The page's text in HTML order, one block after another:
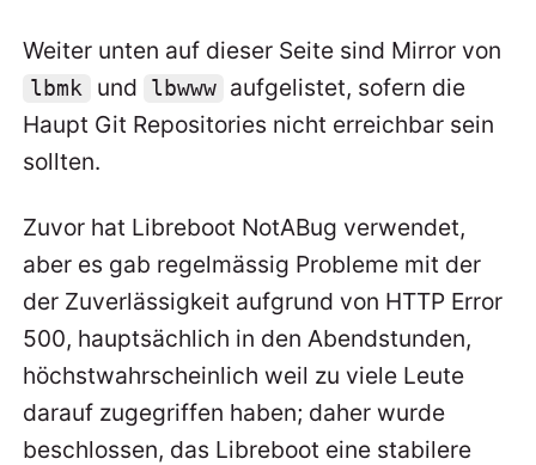
Weiter unten auf dieser Seite sind Mirror von
lbmk und lbwww
aufgelistet, sofern die
Haupt Git Repositories nicht erreichbar sein
sollten.
Zuvor hat Libreboot NotABug verwendet,
aber es gab regelmässig Probleme mit der
der Zuverlässigkeit aufgrund von HTTP Error
500, hauptsächlich in den Abendstunden,
höchstwahrscheinlich weil zu viele Leute
darauf zugegriffen haben; daher wurde
beschlossen, das Libreboot eine stabilere